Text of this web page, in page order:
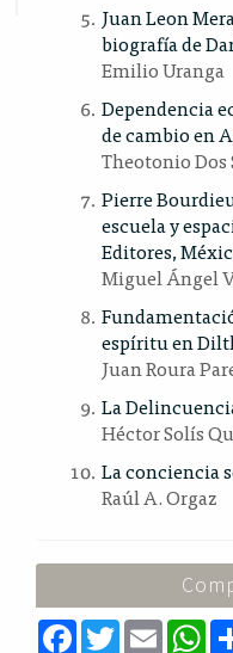
Juan Leon
biografía de
Emilio Uranga
Dependencia
de cambio en
Theotonio Dos
Pierre
escuela y
Editores,
Miguel Ángel
espíritu en
Juan Roura
La
Héctor Solís
La conciencia
Raúl A. Orgaz
F T E W